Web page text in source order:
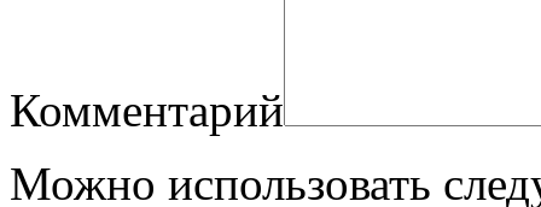
Комментарий
Можно использовать